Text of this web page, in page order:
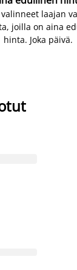
laajan
joilla on aina
hinta. Joka päivä.